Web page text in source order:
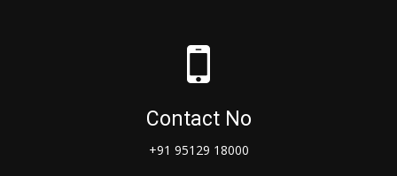
Contact No
+91 95129 18000